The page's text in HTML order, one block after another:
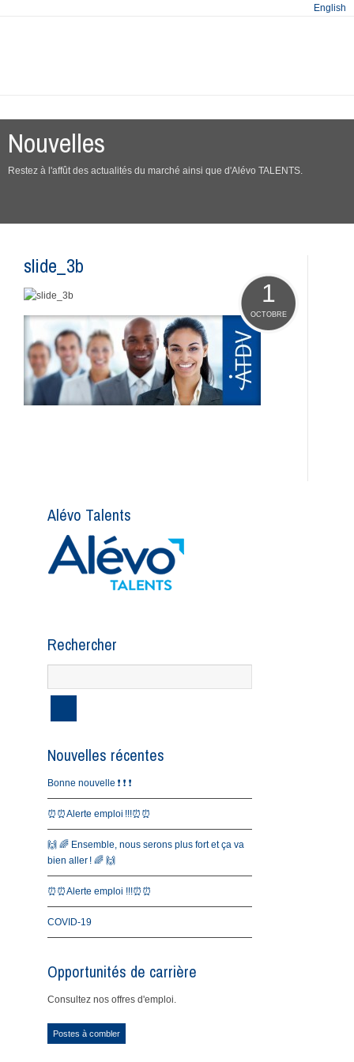
English
Nouvelles
Restez à l'affût des actualités du marché ainsi que d'Alévo TALENTS.
slide_3b
1
OCTOBRE
Alévo Talents
Rechercher
Nouvelles récentes
Bonne nouvelle ❗️ ❗️ ❗️
⏰⏰Alerte emploi !!!⏰⏰
🙌 🌈 Ensemble, nous serons plus fort et ça va
bien aller ! 🌈 🙌
⏰⏰Alerte emploi !!!⏰⏰
COVID-19
Opportunités de carrière
Consultez nos offres d'emploi.
Postes à combler